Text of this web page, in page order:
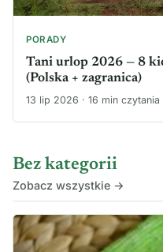
PORADY
Tani urlop 2026 — 8
(Polska + zagranica)
13 lip 2026 · 16 min czytania
Bez kategorii
Zobacz wszystkie →